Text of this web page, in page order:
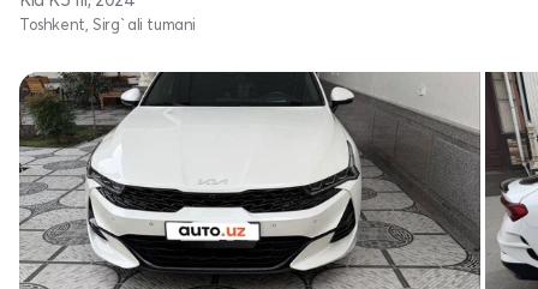
Toshkent, Sirg`ali tumani